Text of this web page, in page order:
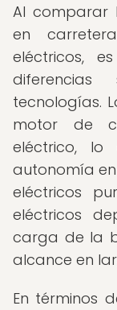
Al comparar
en
eléctricos,
diferencias
tecnologías.
motor de
eléctrico,
autonomía
eléctricos
eléctricos
carga de la
alcance en
En términos